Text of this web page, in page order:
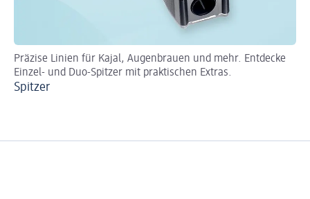
Präzise Linien für Kajal, Augenbrauen und mehr. Entdecke
Einzel- und Duo-Spitzer mit praktischen Extras.
Spitzer